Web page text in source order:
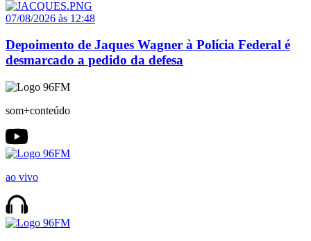
07/08/2026 às 12:48
Depoimento de Jaques Wagner à Polícia Federal é
desmarcado a pedido da defesa
som+conteúdo
ao vivo